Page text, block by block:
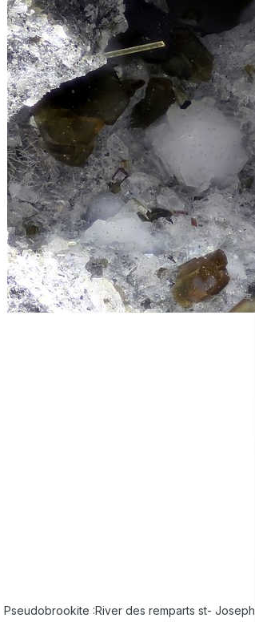
Pseudobrookite :River des remparts st- Joseph